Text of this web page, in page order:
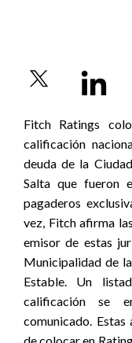
Fitch Ratings
calificación
deuda de la
Salta que fueron
pagaderos
vez, Fitch afirma
emisor de estas
Municipalidad de
Estable. Un
calificación se
comunicado.